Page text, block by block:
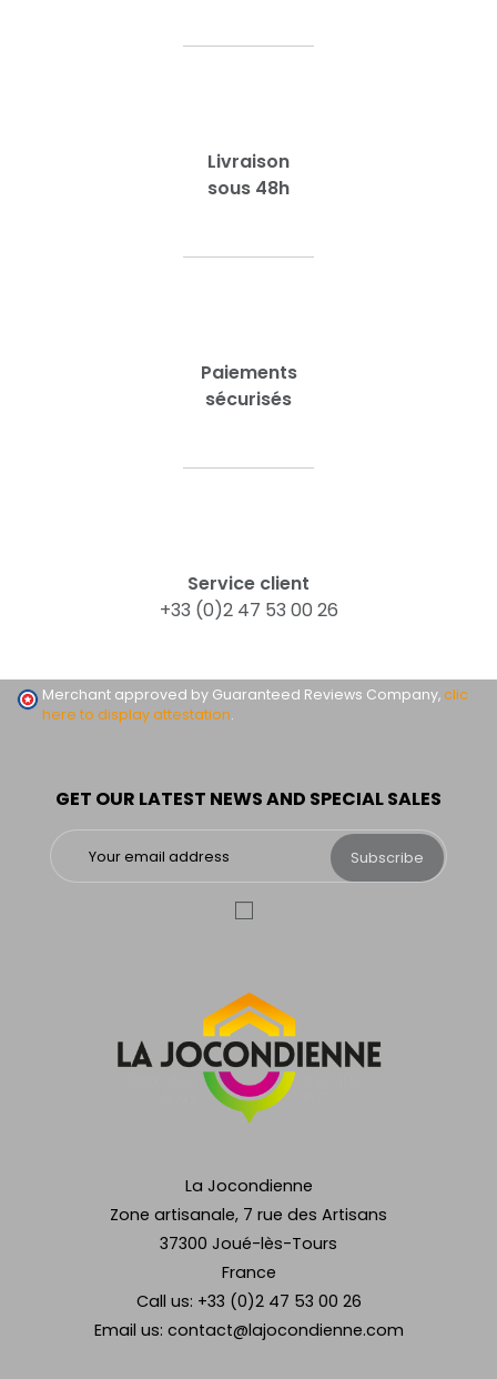
Livraison
sous 48h
Paiements
sécurisés
Service client
+33 (0)2 47 53 00 26
La Jocondienne
Zone artisanale, 7 rue des Artisans
37300 Joué-lès-Tours
France
Call us: +33 (0)2 47 53 00 26
Email us: contact@lajocondienne.com
GET OUR LATEST NEWS AND SPECIAL SALES
Subscribe
Merchant approved by Guaranteed Reviews Company,clic
here to display attestation.